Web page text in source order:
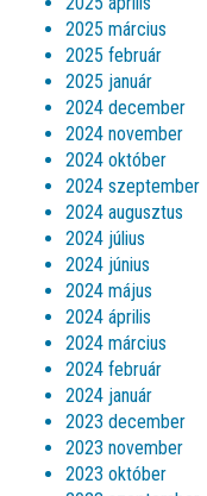
2025 március
2025 február
2025 január
2024 december
2024 november
2024 október
2024 szeptember
2024 augusztus
2024 július
2024 június
2024 május
2024 április
2024 március
2024 február
2024 január
2023 december
2023 november
2023 október